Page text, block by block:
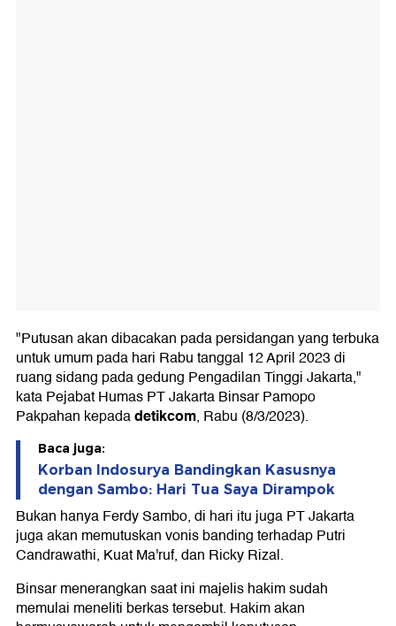
"Putusan akan dibacakan pada persidangan yang terbuka
untuk umum pada hari Rabu tanggal 12 April 2023 di
ruang sidang pada gedung Pengadilan Tinggi Jakarta,"
kata Pejabat Humas PT Jakarta Binsar Pamopo
Pakpahan kepadadetikcom, Rabu (8/3/2023).
Baca juga:
Korban Indosurya Bandingkan Kasusnya
dengan Sambo: Hari Tua Saya Dirampok
Bukan hanya Ferdy Sambo, di hari itu juga PT Jakarta
juga akan memutuskan vonis banding terhadap Putri
Candrawathi, Kuat Ma'ruf, dan Ricky Rizal.
Binsar menerangkan saat ini majelis hakim sudah
memulai meneliti berkas tersebut. Hakim akan